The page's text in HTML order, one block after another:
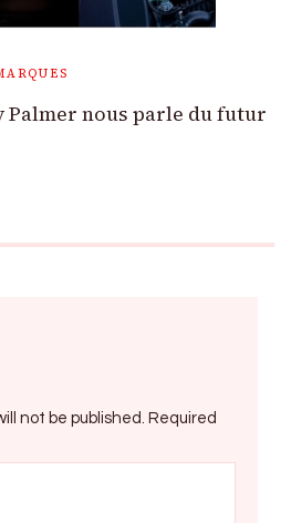
nous parle du futur
not be published. Required